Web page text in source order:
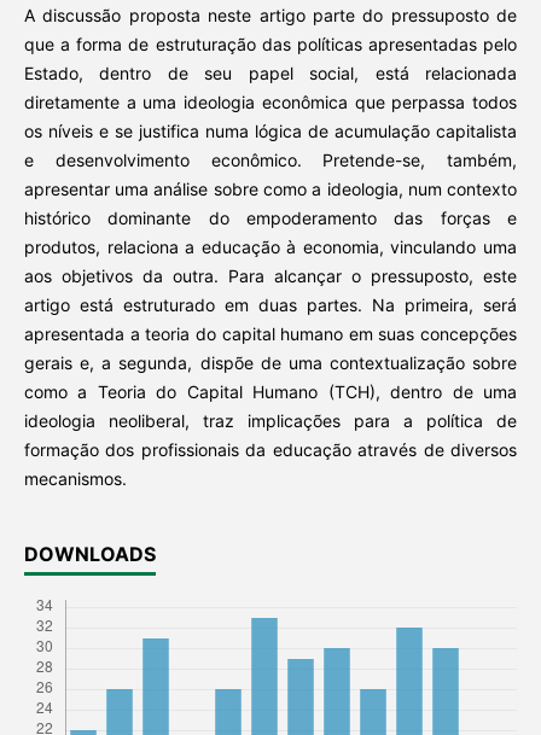
A discussão proposta neste artigo parte do pressuposto de
que a forma de estruturação das políticas apresentadas pelo
Estado, dentro de seu papel social, está relacionada
diretamente a uma ideologia econômica que perpassa todos
os níveis e se justifica numa lógica de acumulação capitalista
e desenvolvimento econômico. Pretende-se, também,
apresentar uma análise sobre como a ideologia, num contexto
histórico dominante do empoderamento das forças e
produtos, relaciona a educação à economia, vinculando uma
aos objetivos da outra. Para alcançar o pressuposto, este
artigo está estruturado em duas partes. Na primeira, será
apresentada a teoria do capital humano em suas concepções
gerais e, a segunda, dispõe de uma contextualização sobre
como a Teoria do Capital Humano (TCH), dentro de uma
ideologia neoliberal, traz implicações para a política de
formação dos profissionais da educação através de diversos
mecanismos.
DOWNLOADS